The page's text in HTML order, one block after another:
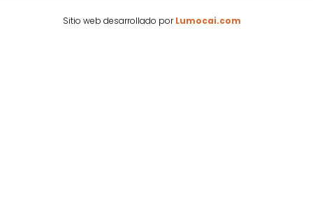
Sitio web desarrollado por Lumocai.com